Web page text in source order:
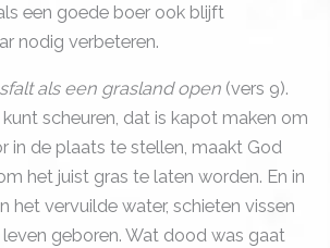
een goede boer ook blijft
nodig verbeteren.
als een grasland open (vers 9).
scheuren, dat is kapot maken om
in de plaats te stellen, maakt God
het juist gras te laten worden. En in
het vervuilde water, schieten vissen
geboren. Wat dood was gaat